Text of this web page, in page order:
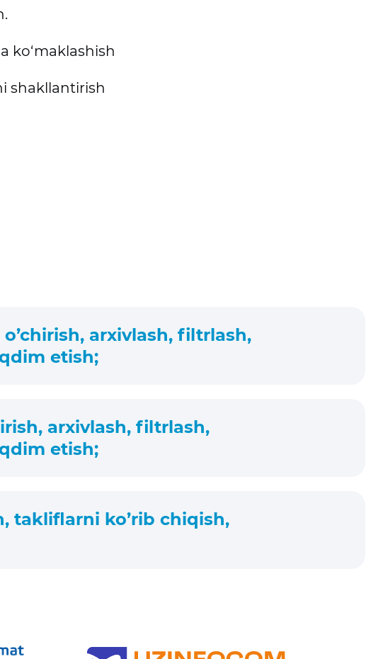
ko‘maklashish
shakllantirish
arxivlash, filtrlash,
etish;
arxivlash, filtrlash,
etish;
takliflarni ko’rib chiqish,